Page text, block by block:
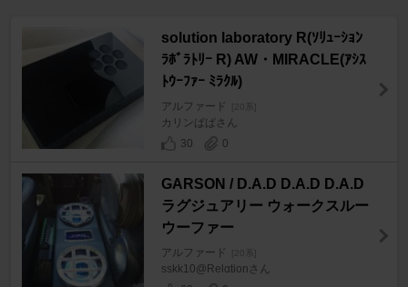
solution laboratory R(ｿﾘｭｰｼｮﾝ
ﾗﾎﾞﾗﾄﾘｰ R) AW・MIRACLE(ｱｼｽ
ﾄｳｰﾌｧｰ ﾐﾗｸﾙ)
アルファード [20系]
カリンぱぱさん
30
0
GARSON / D.A.D D.A.D D.A.D
ラグジュアリー ウォークスルー
ウーファー
アルファード [20系]
sskk10@Relαtionさん